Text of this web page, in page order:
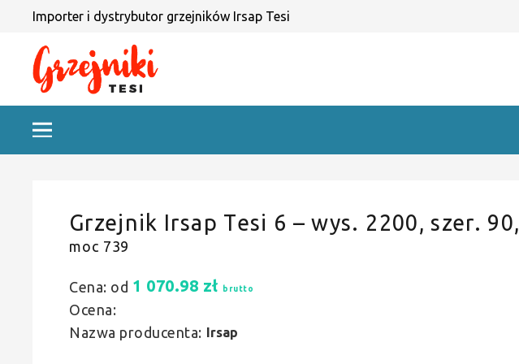
Importer i dystrybutor grzejników Irsap Tesi
Grzejnik Irsap Tesi 6 – wys. 2200, szer. 90,
moc 739
Cena: od 1 070.98 zł brutto
Ocena:
Nazwa producenta: Irsap